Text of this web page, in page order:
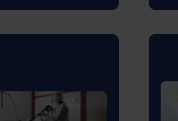
Nous
des